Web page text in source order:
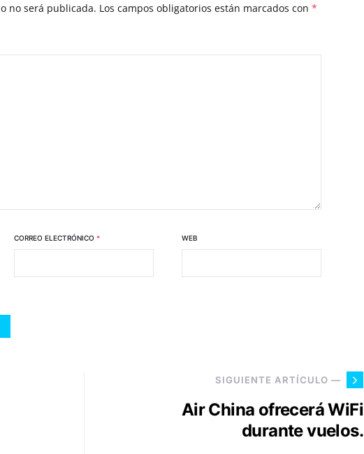
no será publicada. Los campos obligatorios están marcados con *
CORREO ELECTRÓNICO * WEB
SIGUIENTE ARTÍCULO —
Air China ofrecerá WiFi
durante vuelos.